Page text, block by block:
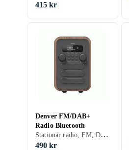
415 kr
Denver FM/DAB+
Radio Bluetooth
Stationär radio, FM, DAB, DAB+
490 kr